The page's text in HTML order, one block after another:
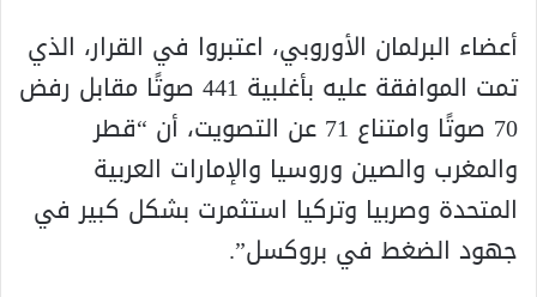
أعضاء البرلمان الأوروبي، اعتبروا في القرار، الذي
تمت الموافقة عليه بأغلبية 441 صوتًا مقابل رفض
70 صوتًا وامتناع 71 عن التصويت، أن “قطر
والمغرب والصين وروسيا والإمارات العربية
المتحدة وصربيا وتركيا استثمرت بشكل كبير في
جهود الضغط في بروكسل”.